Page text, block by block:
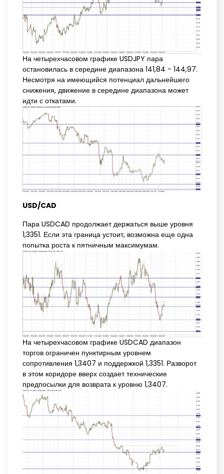
На четырехчасовом графике USDJPY пара
остановилась в середине диапазона 141,84 - 144,97.
Несмотря на имеющийся потенциал дальнейшего
снижения, движение в середине диапазона может
идти с откатами.
USD/CAD
Пара USDCAD продолжает держаться выше уровня
1,3351. Если эта граница устоит, возможна еще одна
попытка роста к пятничным максимумам.
На четырехчасовом графике USDCAD диапазон
торгов ограничен пунктирным уровнем
сопротивления 1,3407 и поддержкой 1,3351. Разворот
в этом коридоре вверх создает технические
предпосылки для возврата к уровню 1,3407.